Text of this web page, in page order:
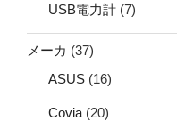
USB電力計 (7)
メーカ (37)
ASUS (16)
Covia (20)